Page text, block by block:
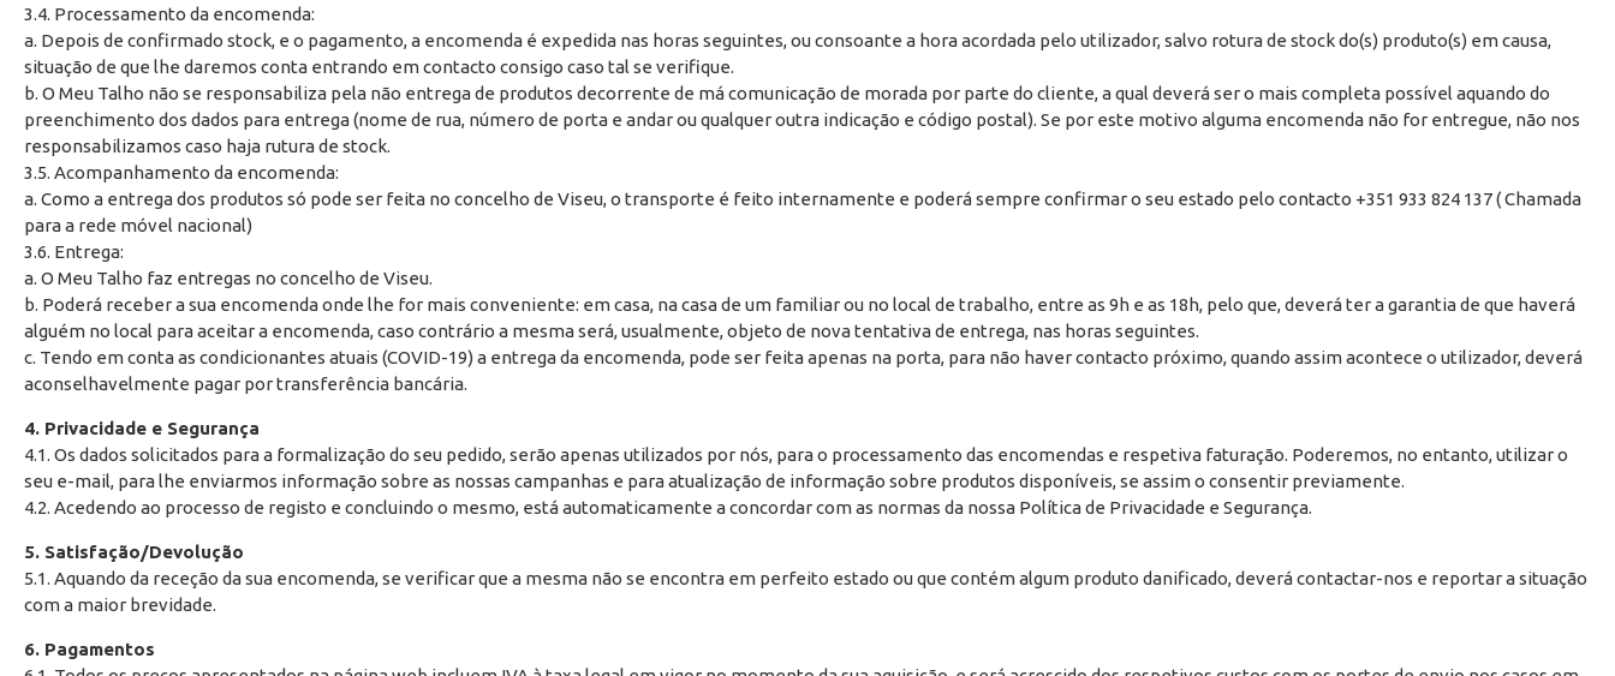
3.4. Processamento da encomenda:
a. Depois de confirmado stock, e o pagamento, a encomenda é expedida nas horas seguintes, ou consoante a hora acordada pelo utilizador, salvo rotura de stock do(s) produto(s) em causa,
situação de que lhe daremos conta entrando em contacto consigo caso tal se verifique.
b. O Meu Talho não se responsabiliza pela não entrega de produtos decorrente de má comunicação de morada por parte do cliente, a qual deverá ser o mais completa possível aquando do
preenchimento dos dados para entrega (nome de rua, número de porta e andar ou qualquer outra indicação e código postal). Se por este motivo alguma encomenda não for entregue, não nos
responsabilizamos caso haja rutura de stock.
3.5. Acompanhamento da encomenda:
a. Como a entrega dos produtos só pode ser feita no concelho de Viseu, o transporte é feito internamente e poderá sempre confirmar o seu estado pelo contacto +351 933 824 137 ( Chamada
para a rede móvel nacional)
3.6. Entrega:
a. O Meu Talho faz entregas no concelho de Viseu.
b. Poderá receber a sua encomenda onde lhe for mais conveniente: em casa, na casa de um familiar ou no local de trabalho, entre as 9h e as 18h, pelo que, deverá ter a garantia de que haverá
alguém no local para aceitar a encomenda, caso contrário a mesma será, usualmente, objeto de nova tentativa de entrega, nas horas seguintes.
c. Tendo em conta as condicionantes atuais (COVID-19) a entrega da encomenda, pode ser feita apenas na porta, para não haver contacto próximo, quando assim acontece o utilizador, deverá
aconselhavelmente pagar por transferência bancária.
4. Privacidade e Segurança
4.1. Os dados solicitados para a formalização do seu pedido, serão apenas utilizados por nós, para o processamento das encomendas e respetiva faturação. Poderemos, no entanto, utilizar o
seu e-mail, para lhe enviarmos informação sobre as nossas campanhas e para atualização de informação sobre produtos disponíveis, se assim o consentir previamente.
4.2. Acedendo ao processo de registo e concluindo o mesmo, está automaticamente a concordar com as normas da nossa Política de Privacidade e Segurança.
5. Satisfação/Devolução
5.1. Aquando da receção da sua encomenda, se verificar que a mesma não se encontra em perfeito estado ou que contém algum produto danificado, deverá contactar-nos e reportar a situação
com a maior brevidade.
6. Pagamentos